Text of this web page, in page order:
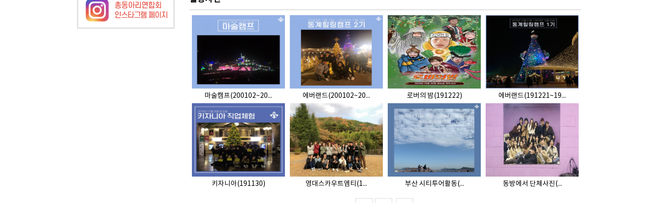
마술캠프(200102~20... 에버랜드(200102~20... 로버의 밤(191222) 에버랜드(191221~19...
키자니아(191130) 영대스카우트엠티(1... 부산 시티투어활동(... 동방에서 단체사진(...